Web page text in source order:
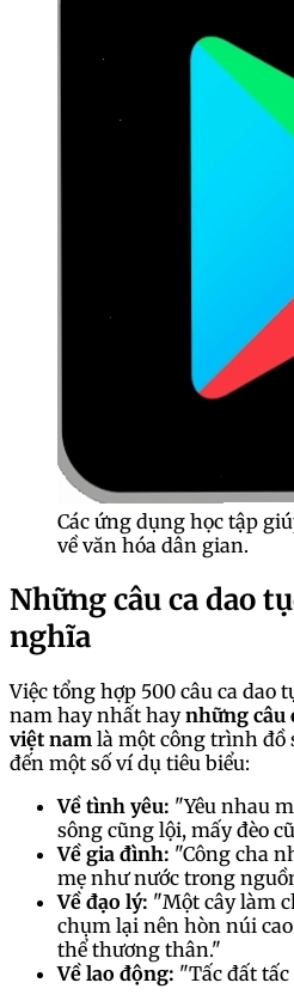
Các ứng dụng học tập
về văn hóa dân gian.
Những câu ca dao
nghĩa
Việc tổng hợp 500 câu ca dao
nam hay nhất haynhững câu
việt nam là một công trình đồ
đến một số ví dụ tiêu biểu:
Về tình yêu: "Yêu nhau
sông cũng lội, mấy đèo
Về gia đình: "Công cha
mẹ như nước trong
Về đạo lý: "Một cây làm
chụm lại nên hòn núi
thể thương thân."
Về lao động: "Tấc đất tấc